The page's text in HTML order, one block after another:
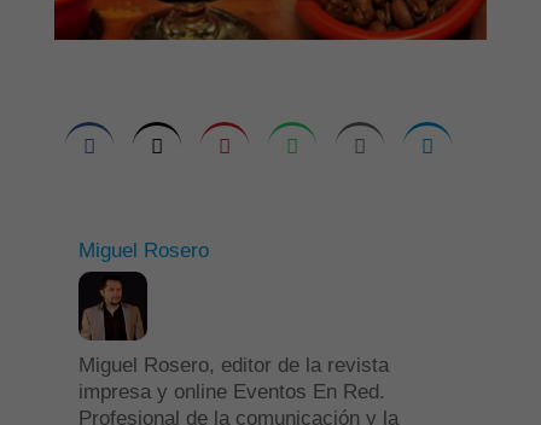
Miguel Rosero
Miguel Rosero, editor de la revista
impresa y online Eventos En Red.
Profesional de la comunicación y la